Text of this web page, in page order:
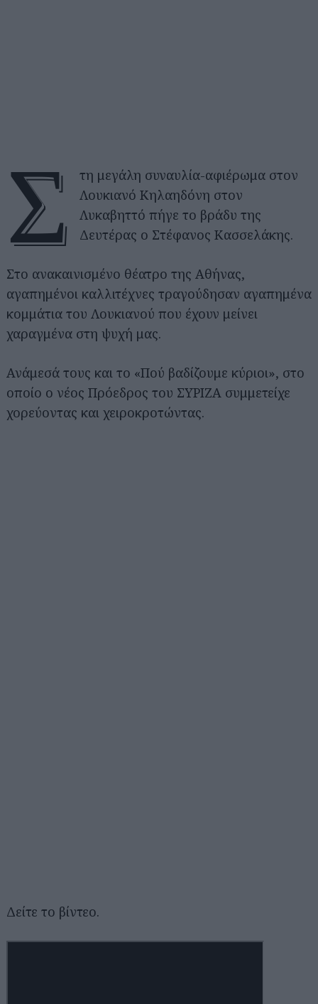
Σ
τη μεγάλη συναυλία-αφιέρωμα στον
Λουκιανό Κηλαηδόνη στον
Λυκαβηττό πήγε το βράδυ της
Δευτέρας ο Στέφανος Κασσελάκης.
Στο ανακαινισμένο θέατρο της Αθήνας,
αγαπημένοι καλλιτέχνες τραγούδησαν αγαπημένα
κομμάτια του Λουκιανού που έχουν μείνει
χαραγμένα στη ψυχή μας.
Ανάμεσά τους και το «Πού βαδίζουμε κύριοι», στο
οποίο ο νέος Πρόεδρος του ΣΥΡΙΖΑ συμμετείχε
χορεύοντας και χειροκροτώντας.
Δείτε το βίντεο.